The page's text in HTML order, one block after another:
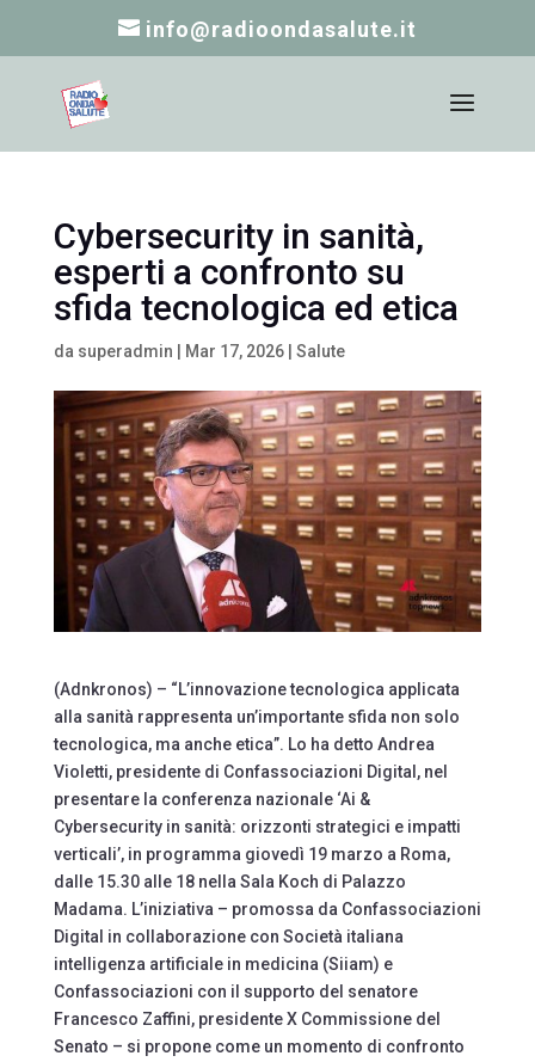
info@radioondasalute.it
Cybersecurity in sanità,
esperti a confronto su
sfida tecnologica ed etica
da superadmin Mar 17, 2026| Salute
(Adnkronos) – “L’innovazione tecnologica applicata
alla sanità rappresenta un’importante sfida non solo
tecnologica, ma anche etica”. Lo ha detto Andrea
Violetti, presidente di Confassociazioni Digital, nel
presentare la conferenza nazionale ‘Ai &
Cybersecurity in sanità: orizzonti strategici e impatti
verticali’, in programma giovedì 19 marzo a Roma,
dalle 15.30 alle 18 nella Sala Koch di Palazzo
Madama. L’iniziativa – promossa da Confassociazioni
Digital in collaborazione con Società italiana
intelligenza artificiale in medicina (Siiam) e
Confassociazioni con il supporto del senatore
Francesco Zaffini, presidente X Commissione del
Senato – si propone come un momento di confronto